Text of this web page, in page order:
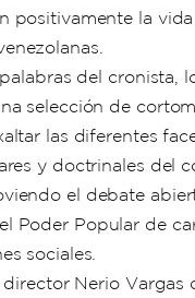
positivamente la
del cronista,
selección de
las diferentes
y doctrinales del
el debate
Poder Popular de
sociales.
Nerio Vargas